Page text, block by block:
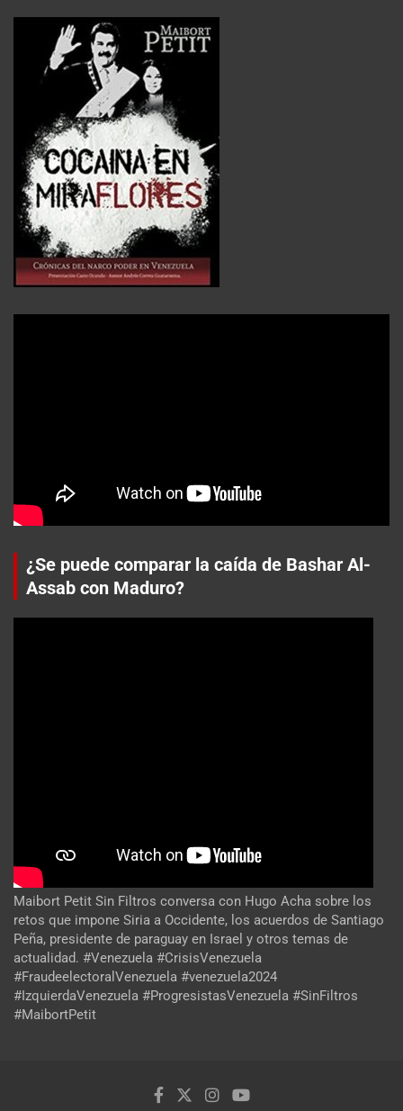
¿Se puede comparar la caída de Bashar Al-
Assab con Maduro?
Maibort Petit Sin Filtros conversa con Hugo Acha sobre los
retos que impone Siria a Occidente, los acuerdos de Santiago
Peña, presidente de paraguay en Israel y otros temas de
actualidad. #Venezuela #CrisisVenezuela
#FraudeelectoralVenezuela #venezuela2024
#IzquierdaVenezuela #ProgresistasVenezuela #SinFiltros
#MaibortPetit